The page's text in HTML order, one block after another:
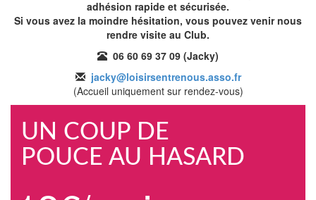
adhésion rapide et sécurisée.
Si vous avez la moindre hésitation, vous pouvez venir nous
rendre visite au Club.
06 60 69 37 09 (Jacky)
jacky@loisirsentrenous.asso.fr
(Accueil uniquement sur rendez-vous)
UN COUP DE
POUCE AU HASARD